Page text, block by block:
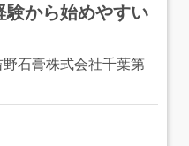
験から始めやすい
石膏株式会社千葉第